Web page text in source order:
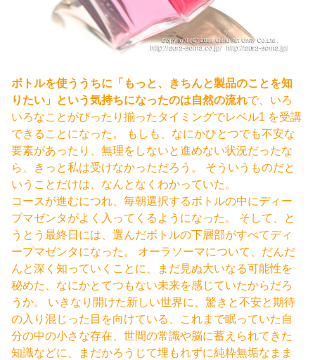
ボトルを使ううちに「もっと、きちんと製品のことを知
りたい」という気持ちになったのは自然の流れで、いろ
いろなことがぴったり揃ったタイミングでレベル1 を受講
できることになった。 もしも、なにかひとつでも不安な
要素があったり、無理をしないと進めない状況だったな
ら、きっと私は受けなかっただろう。 そういうものだと
いうことだけは、なんとなくわかっていた。
コースが進むにつれ、毎朝選択するボトルの中にディー
プマゼンタがよく入ってくるようになった。 そして、と
うとう最終日には、選んだボトルの下層部がすべてディ
ープマゼンタになった。 オーラソーマについて、だんだ
んと深く知っていくことに、まだ見ぬ大いなる可能性を
秘めた、なにかとてつもない未来を感じていたからだろ
うか。 いきなり開けた新しい世界に、驚きと不安と期待
の入り混じった目を向けている、これまで眠っていた自
分の中の小さな存在、世間の常識や脳に蓄えられてきた
知識などに、まだかろうじて埋もれずに純粋無垢なまま